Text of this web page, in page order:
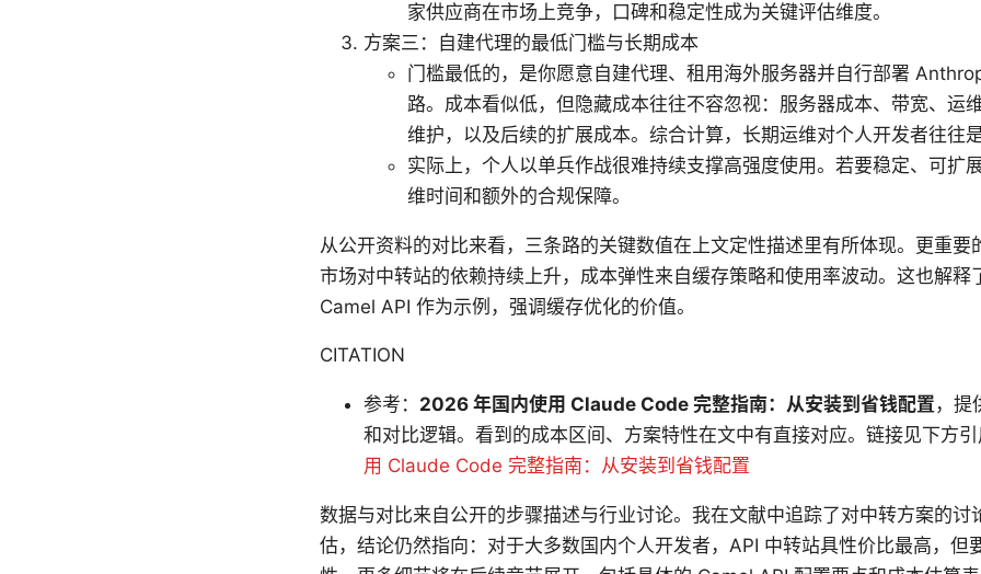
家供应商在市场上竞争，口碑和稳定性成为关键评估维度。
方案三：自建代理的最低门槛与长期成本
门槛最低的，是你愿意自建代理、租用海外服务器并自行部署
路。成本看似低，但隐藏成本往往不容忽视：服务器成本、带宽、运
维护，以及后续的扩展成本。综合计算，长期运维对个人开发者往往
实际上，个人以单兵作战很难持续支撑高强度使用。若要稳定、可扩
维时间和额外的合规保障。
从公开资料的对比来看，三条路的关键数值在上文定性描述里有所体现。更重
市场对中转站的依赖持续上升，成本弹性来自缓存策略和使用率波动。这也解释
Camel API 作为示例，强调缓存优化的价值。
CITATION
参考： 2026 年国内使用 Claude Code 完整指南：从安装到省钱配置 ，提
和对比逻辑。看到的成本区间、方案特性在文中有直接对应。链接见下方
用 Claude Code 完整指南：从安装到省钱配置
数据与对比来自公开的步骤描述与行业讨论。我在文献中追踪了对中转方案的讨
估，结论仍然指向：对于大多数国内个人开发者，API 中转站具性价比最高，但